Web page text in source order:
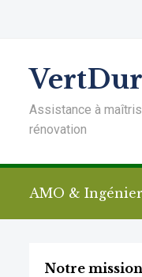
Assistance à
rénovation
AMO &
Notre mission